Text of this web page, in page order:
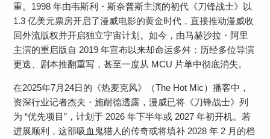
重。1998 年由韦斯利・斯奈普斯主演的初代《刀锋战士》以
1.3 亿美元票房开启了漫威电影的黄金时代，直接推动漫威收
回外流版权并开启独立宇宙计划。如今，由马赫沙拉・阿里
主演的重启版自 2019 年宣布以来却命运多舛：历经多位导演
更迭、剧本推翻重写，甚至一度从 MCU 片单中彻底消失。
在2025年7月24日的《热麦克风》（The Hot Mic）播客中，
资深行业记者杰夫・施耐德透露，漫威已将《刀锋战士》列
为 “优先项目”，计划于 2026 年下半年或 2027 年初开机。若
进展顺利，这部吸血鬼猎人的传奇或将填补 2028 年 2 月的档